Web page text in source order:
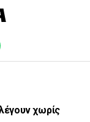
χωρίς